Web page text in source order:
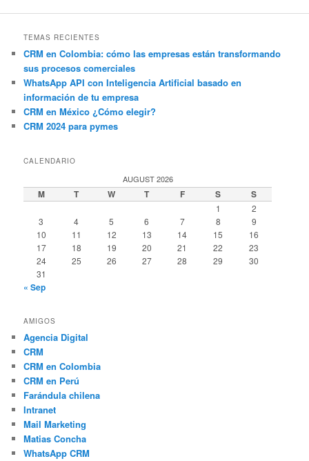
TEMAS RECIENTES
CRM en Colombia: cómo las empresas están transformando
sus procesos comerciales
WhatsApp API con Inteligencia Artificial basado en
información de tu empresa
CRM en México ¿Cómo elegir?
CRM 2024 para pymes
CALENDARIO
AUGUST 2026
M T W T F S S
1
2
3
4 5 6 7 8
9
10
11 12 13 14 15
16
17
18 19 20 21 22
23
24
25 26 27 28 29
30
31
« Sep
AMIGOS
Agencia Digital
CRM
CRM en Colombia
CRM en Perú
Farándula chilena
Intranet
Mail Marketing
Matias Concha
WhatsApp CRM